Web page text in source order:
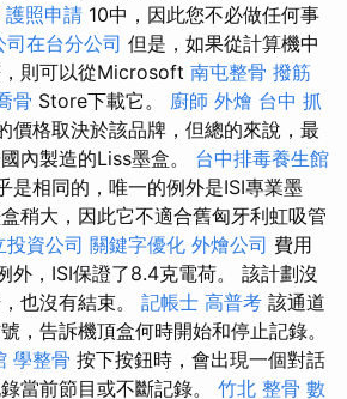
護照申請 10中，因此您不必做任何事
司在台分公司 但是，如果從計算機中
則可以從Microsoft 南屯整骨 撥筋
骨 Store下載它。 廚師 外燴 台中 抓
價格取決於該品牌，但總的來說，最
內製造的Liss墨盒。 台中排毒養生館
是相同的，唯一的例外是ISI專業墨
稍大，因此它不適合舊匈牙利虹吸管
投資公司 關鍵字優化 外燴公司 費用
外，ISI保證了8.4克電荷。 該計劃沒
也沒有結束。 記帳士 高普考 該通道
，告訴機頂盒何時開始和停止記錄。
學整骨 按下按鈕時，會出現一個對話
當前節目或不斷記錄。 竹北 整骨 數